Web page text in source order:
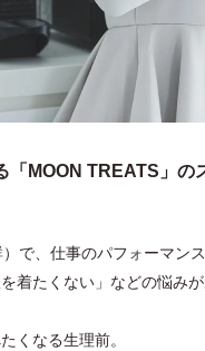
「MOON TREATS」の
で、仕事のパフォーマン
着たくない」などの悩み
くなる生理前。